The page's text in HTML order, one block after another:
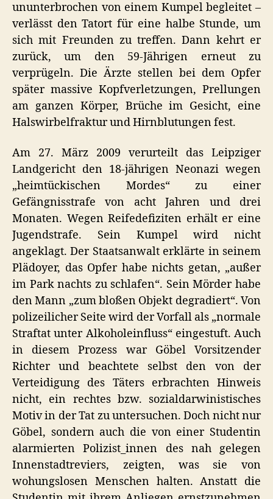
ununterbrochen von einem Kumpel begleitet –
verlässt den Tatort für eine halbe Stunde, um
sich mit Freunden zu treffen. Dann kehrt er
zurück, um den 59-Jährigen erneut zu
verprügeln. Die Ärzte stellen bei dem Opfer
später massive Kopfverletzungen, Prellungen
am ganzen Körper, Brüche im Gesicht, eine
Halswirbelfraktur und Hirnblutungen fest.
Am 27. März 2009 verurteilt das Leipziger
Landgericht den 18-jährigen Neonazi wegen
„heimtückischen Mordes“ zu einer
Gefängnisstrafe von acht Jahren und drei
Monaten. Wegen Reifedefiziten erhält er eine
Jugendstrafe. Sein Kumpel wird nicht
angeklagt. Der Staatsanwalt erklärte in seinem
Plädoyer, das Opfer habe nichts getan, „außer
im Park nachts zu schlafen“. Sein Mörder habe
den Mann „zum bloßen Objekt degradiert“. Von
polizeilicher Seite wird der Vorfall als „normale
Straftat unter Alkoholeinfluss“ eingestuft. Auch
in diesem Prozess war Göbel Vorsitzender
Richter und beachtete selbst den von der
Verteidigung des Täters erbrachten Hinweis
nicht, ein rechtes bzw. sozialdarwinistisches
Motiv in der Tat zu untersuchen. Doch nicht nur
Göbel, sondern auch die von einer Studentin
alarmierten Polizist_innen des nah gelegen
Innenstadtreviers, zeigten, was sie von
wohungslosen Menschen halten. Anstatt die